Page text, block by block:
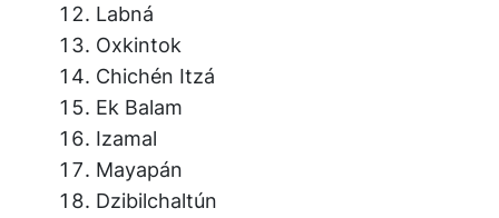
Labná
Oxkintok
Chichén Itzá
Ek Balam
Izamal
Mayapán
Dzibilchaltún